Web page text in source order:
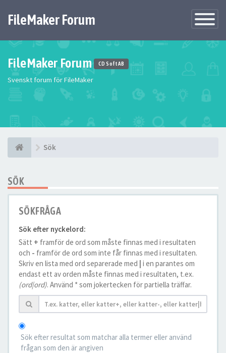
Växla
FileMaker Forum
FileMaker Forum CD Soft AB
Svenskt forum för FileMaker
Sök
SÖK
SÖKFRÅGA
Sök efter nyckelord:
Sätt + framför de ord som måste finnas med i resultaten
och - framför de ord som inte får finnas med i resultaten.
Skriv en lista med ord separerade med | i en parantes om
endast ett av orden måste finnas med i resultaten, t.ex.
(ord|ord). Använd * som jokertecken för partiella träffar.
Sök efter resultat som matchar alla termer eller använd
frågan som den är angiven